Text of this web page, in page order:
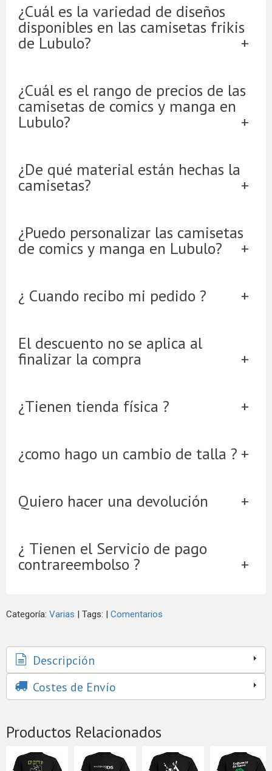
¿Cuál es la variedad de diseños
disponibles en las camisetas frikis
de Lubulo?
¿Cuál es el rango de precios de las
camisetas de comics y manga en
Lubulo?
¿De qué material están hechas la
camisetas?
¿Puedo personalizar las camisetas
de comics y manga en Lubulo?
¿ Cuando recibo mi pedido ?
El descuento no se aplica al
finalizar la compra
¿Tienen tienda física ?
¿como hago un cambio de talla ?
Quiero hacer una devolución
¿ Tienen el Servicio de pago
contrareembolso ?
Categoría: Varias | Tags: | Comentarios
Descripción
Costes de Envío
Productos Relacionados